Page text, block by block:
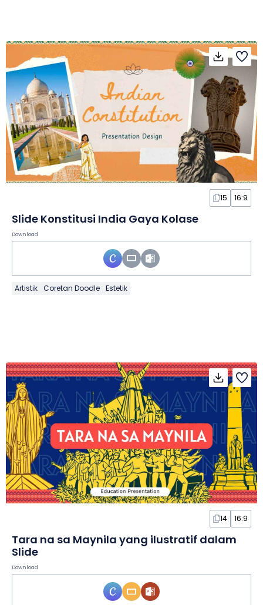
15 16:9
Slide Konstitusi India Gaya Kolase
Download
Artistik Coretan Doodle Estetik
14 16:9
Tara na sa Maynila yang ilustratif dalam
Slide
Download